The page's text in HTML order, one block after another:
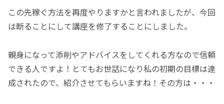
この先稼ぐ方法を再度やりますかと言われましたが、今回
は断ることにして講座を修了することにしました。
親身になって添削やアドバイスをしてくれる方なので信頼
できる人ですよ！とてもお世話になり私の初期の目標は達
成されたので、紹介させてもらいますね！その方は・・・